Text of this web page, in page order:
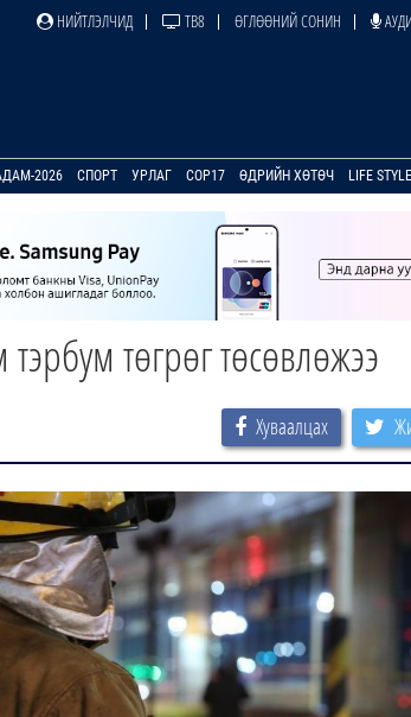
НИЙТЛЭЛЧИД ТВ8 ӨГЛӨӨНИЙ СОНИН
2026 СПОРТ УРЛАГ COP17 ӨДРИЙН ХӨТӨЧ LIFE STYLE
төгрөг төсөвлөжээ
Хуваалцах